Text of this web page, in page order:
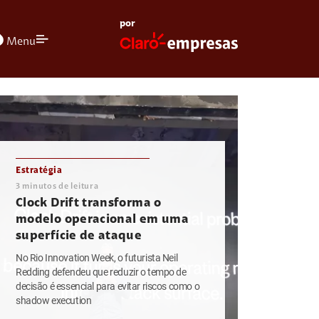
Menu
por
Estratégia
3 minutos de leitura
Clock Drift transforma o
modelo operacional em uma
superfície de ataque
No Rio Innovation Week, o futurista Neil
Redding defendeu que reduzir o tempo de
decisão é essencial para evitar riscos como o
shadow execution